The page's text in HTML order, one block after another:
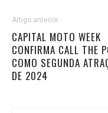
Artigo anterior
CAPITAL MOTO WEEK
CONFIRMA CALL THE
COMO SEGUNDA
DE 2024